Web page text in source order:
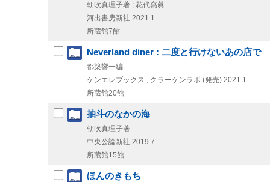
朝吹真理子著 ; 花代寫眞
河出書房新社 2021.1
所蔵館7館
Neverland diner : 二度と行けないあの店で
都築響一編
ケンエレブックス , クラーケンラボ (発売) 2021.1
所蔵館20館
抽斗のなかの海
朝吹真理子著
中央公論新社 2019.7
所蔵館15館
ほんのきもち